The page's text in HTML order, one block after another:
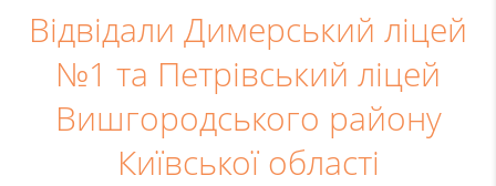
Відвідали Димерський ліцей
№1 та Петрівський ліцей
Вишгородського району
Київської області